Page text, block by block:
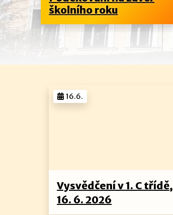
školního roku
Vysvědčení v 1. C třídě,
16. 6. 2026
16.6.